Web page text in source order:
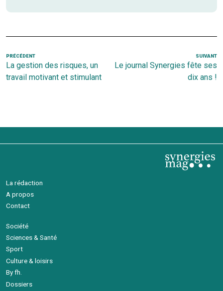
Navigation
de
l’article
Article
précédent
PRÉCÉDENT
La gestion des risques, un
travail motivant et stimulant
SUIVANT
Le journal Synergies fête ses
dix ans !
La rédaction
A propos
Contact
Société
Sciences & Santé
Sport
Culture & loisirs
By fh.
Dossiers